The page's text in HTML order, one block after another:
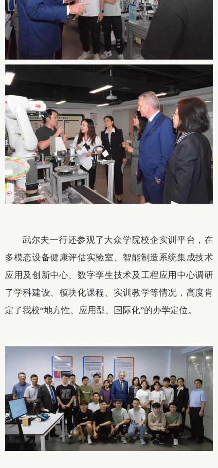
武尔夫一行还参观了大众学院校企实训平台，在
多模态设备健康评估实验室、智能制造系统集成技术
应用及创新中心、数字孪生技术及工程应用中心调研
了学科建设、模块化课程、实训教学等情况，高度肯
定了我校“地方性、应用型、国际化”的办学定位。